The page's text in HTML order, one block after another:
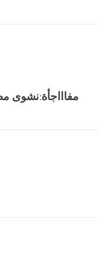
مفاااجأة:نشوى